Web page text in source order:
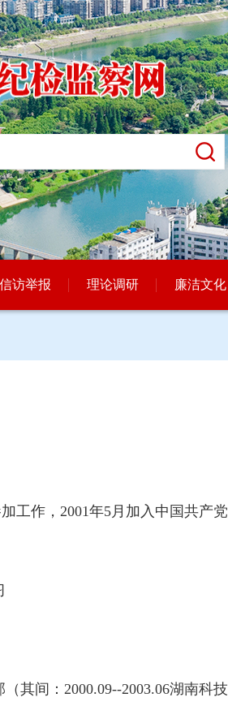
信访举报 理论调研 廉洁文化
工作，2001年5月加入中国共产
（其间： 2000.09--2003.06湖南科